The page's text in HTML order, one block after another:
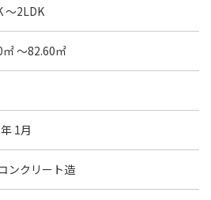
〜2LDK
〜82.60㎡
1月
ンクリート造